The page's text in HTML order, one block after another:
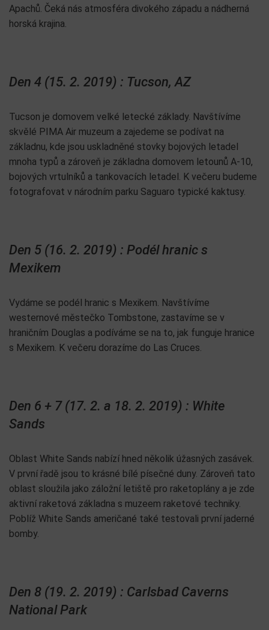
Apachů. Čeká nás atmosféra divokého západu a nádherná
horská krajina.
Den 4 (15. 2. 2019) : Tucson, AZ
Tucson je domovem velké letecké základy. Navštívíme
skvělé PIMA Air muzeum a zajedeme se podívat na
základnu, kde jsou uskladněné stovky bojových letadel
mnoha typů a zároveň je základna domovem letounů A-10,
bojových vrtulníků a tankovacích letadel. K večeru budeme
fotografovat v národním parku Saguaro typické kaktusy.
Den 5 (16. 2. 2019) : Podél hranic s
Mexikem
Vydáme se podél hranic s Mexikem. Navštívíme
westernové městečko Tombstone, zastavíme se v
hraničním Douglas a podíváme se na to, jak funguje hranice
s Mexikem. K večeru dorazíme do Las Cruces.
Den 6 + 7 (17. 2. a 18. 2. 2019) : White
Sands
Oblast White Sands nabízí hned několik úžasných zasávek.
V první řadě jsou to krásné bílé písečné duny. Zároveň tato
oblast sloužila jako záložní letiště pro raketoplány a je zde
aktivní raketová základna s muzeem raketové techniky.
Poblíž White Sands američané také testovali první jaderné
bomby.
Den 8 (19. 2. 2019) : Carlsbad Caverns
National Park